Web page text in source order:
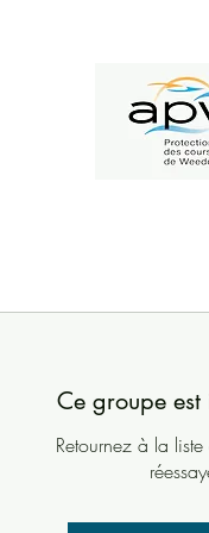
Ce groupe
Retournez à la